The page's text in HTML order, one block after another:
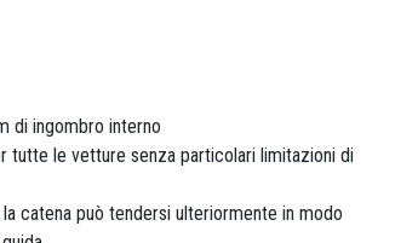
di ingombro interno
tutte le vetture senza particolari limitazioni di
catena può tendersi ulteriormente in modo